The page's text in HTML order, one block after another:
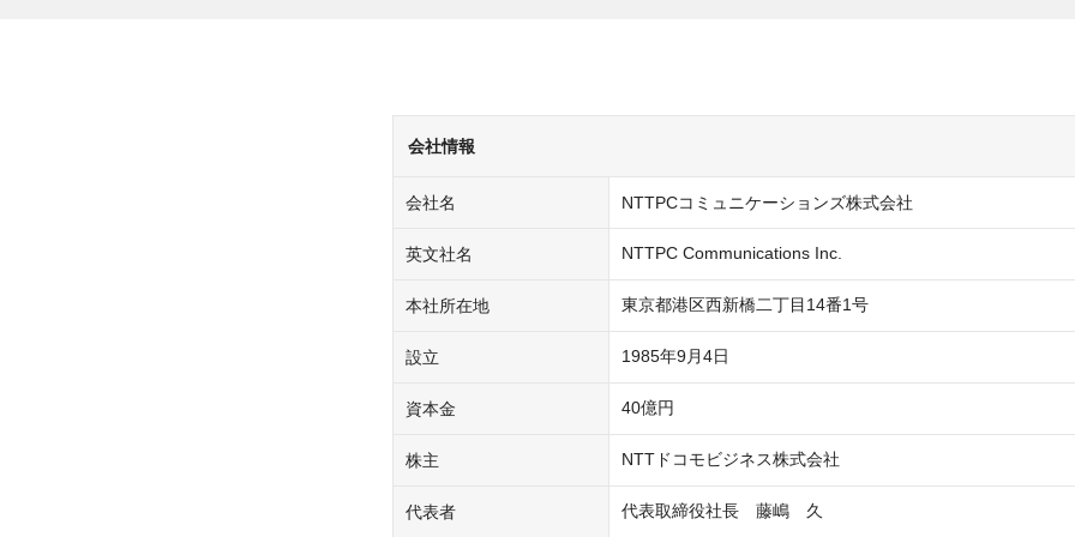
会社情報
会社名 NTTPCコミュニケーションズ株式会社
英文社名 NTTPC Communications Inc.
本社所在地 東京都港区西新橋二丁目14番1号
設立 1985年9月4日
資本金 40億円
株主 NTTドコモビジネス株式会社
代表者 代表取締役社長　藤嶋　久